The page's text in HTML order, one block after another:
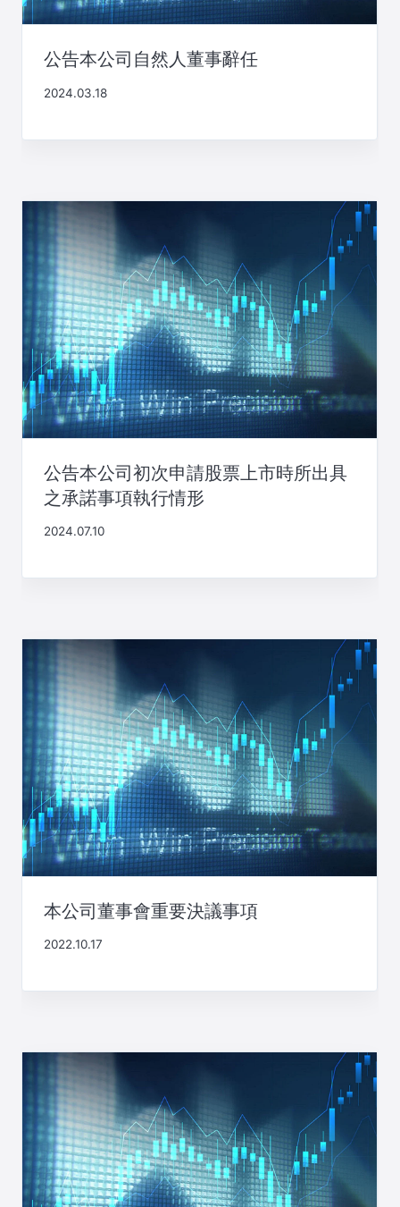
公告本公司自然人董事辭任
2024.03.18
公告本公司初次申請股票上市時所出具
之承諾事項執行情形
2024.07.10
本公司董事會重要決議事項
2022.10.17